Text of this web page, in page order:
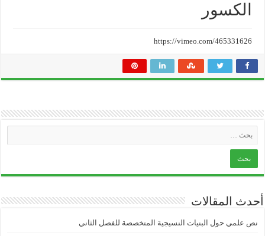
الكسور
https://vimeo.com/465331626
أحدث المقالات
نص علمي حول البنيات النسيجية المتخصصة للفصل الثاني